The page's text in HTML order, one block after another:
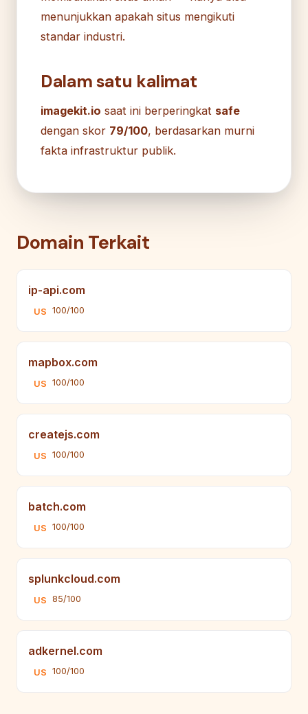
menunjukkan apakah situs mengikuti
standar industri.
Dalam satu kalimat
imagekit.io saat ini berperingkat safe
dengan skor 79/100, berdasarkan murni
fakta infrastruktur publik.
Domain Terkait
ip-api.com
US 100/100
mapbox.com
US 100/100
createjs.com
US 100/100
batch.com
US 100/100
splunkcloud.com
US 85/100
adkernel.com
US 100/100